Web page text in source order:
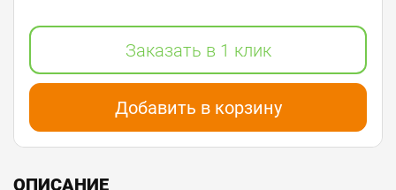
Заказать в 1 клик
Добавить в корзину
ОПИСАНИЕ